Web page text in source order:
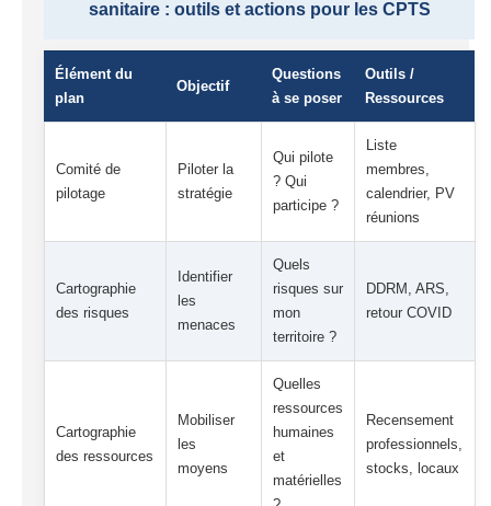
sanitaire : outils et actions pour les CPTS
Élément du
plan
Objectif
Questions
à se poser
Outils /
Ressources
Comité de
pilotage
Piloter la
stratégie
Qui pilote
? Qui
participe ?
Liste
membres,
calendrier, PV
réunions
Cartographie
des risques
Identifier
les
menaces
Quels
risques sur
mon
territoire ?
DDRM, ARS,
retour COVID
Cartographie
des ressources
Mobiliser
les
moyens
Quelles
ressources
humaines
et
matérielles
Recensement
professionnels,
stocks, locaux